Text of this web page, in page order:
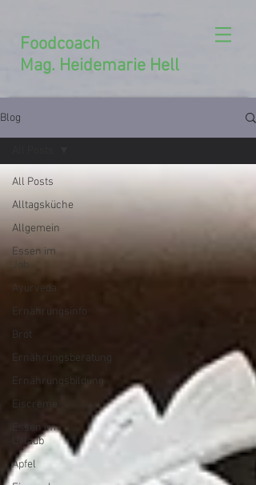
Foodcoach
Mag. Heidemarie Hell
Blog
All Posts
Alltagsküche
Allgemein
Essen im
Job
Ayurveda
Ernährungsinfo
Brot
Ernährungsberatung
Ernährungsbildung
Eiscreme
Essen im
Urlaub
Apfel